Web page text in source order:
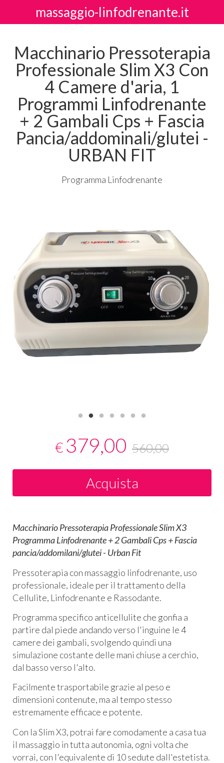
massaggio-linfodrenante.it
Macchinario Pressoterapia
Professionale Slim X3 Con
4 Camere d'aria, 1
Programmi Linfodrenante
+ 2 Gambali Cps + Fascia
Pancia/addominali/glutei -
URBAN FIT
Programma Linfodrenante
€ 379,00 560,00
Acquista
Macchinario Pressoterapia Professionale Slim X3
Programma Linfodrenante + 2 Gambali Cps + Fascia
pancia/addomilani/glutei - Urban Fit
Pressoterapia con massaggio linfodrenante, uso
professionale, ideale per il trattamento della
Cellulite, Linfodrenante e Rassodante.
Programma specifico anticellulite che gonfia a
partire dal piede andando verso l'inguine le 4
camere dei gambali, svolgendo quindi una
simulazione costante delle mani chiuse a cerchio,
dal basso verso l'alto.
Facilmente trasportabile grazie al peso e
dimensioni contenute, ma al tempo stesso
estremamente efficace e potente.
Con la Slim X3, potrai fare comodamente a casa tua
il massaggio in tutta autonomia, ogni volta che
vorrai, con l'equivalente di 10 sedute dall'estetista.